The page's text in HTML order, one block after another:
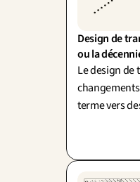
Design de
ou la
Le design
terme vers
trimestre.